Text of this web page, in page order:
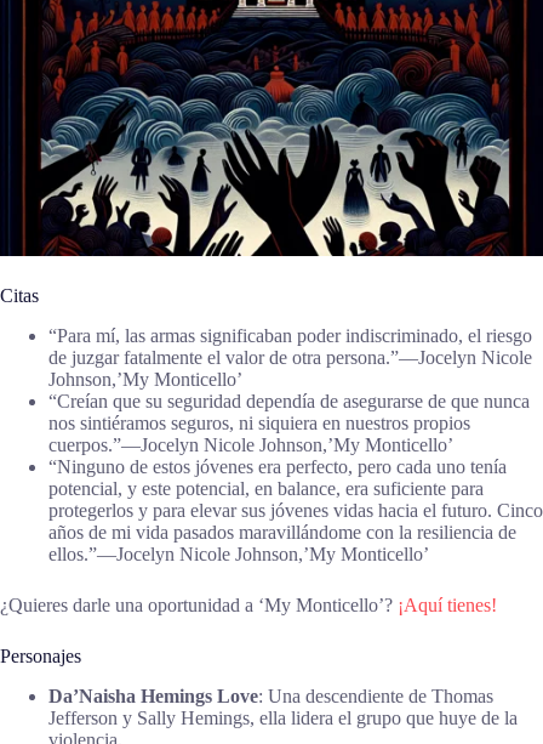
Citas
“Para mí, las armas significaban poder indiscriminado, el riesgo
de juzgar fatalmente el valor de otra persona.”―Jocelyn Nicole
Johnson,’My Monticello’
“Creían que su seguridad dependía de asegurarse de que nunca
nos sintiéramos seguros, ni siquiera en nuestros propios
cuerpos.”―Jocelyn Nicole Johnson,’My Monticello’
“Ninguno de estos jóvenes era perfecto, pero cada uno tenía
potencial, y este potencial, en balance, era suficiente para
protegerlos y para elevar sus jóvenes vidas hacia el futuro. Cinco
años de mi vida pasados maravillándome con la resiliencia de
ellos.”―Jocelyn Nicole Johnson,’My Monticello’
¿Quieres darle una oportunidad a ‘My Monticello’? ¡Aquí tienes!
Personajes
Da’Naisha Hemings Love: Una descendiente de Thomas
Jefferson y Sally Hemings, ella lidera el grupo que huye de la
violencia.